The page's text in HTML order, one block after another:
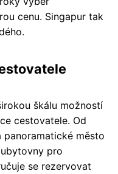
cenu. Singapur tak
škálu možností
cestovatele. Od
panoramatické město
pro
se rezervovat